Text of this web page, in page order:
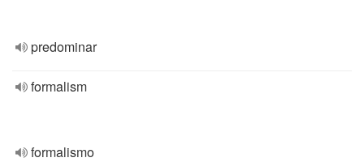
predominar
formalism
formalismo